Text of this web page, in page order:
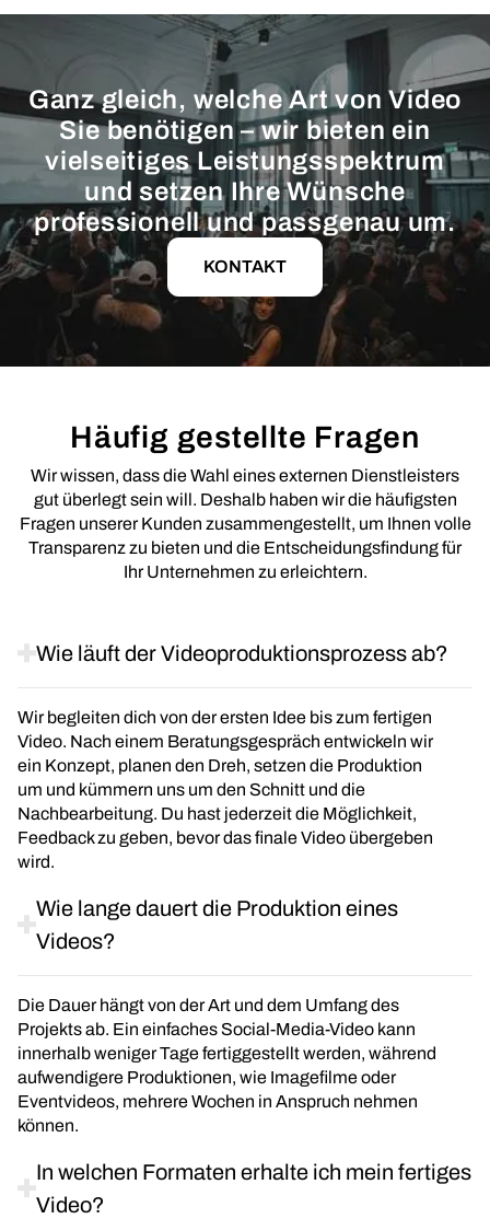
Ganz gleich, welche Art von Video
Sie benötigen – wir bieten ein
vielseitiges Leistungsspektrum
und setzen Ihre Wünsche
professionell und passgenau um.
KONTAKT
Häufig gestellte Fragen
Wir wissen, dass die Wahl eines externen Dienstleisters
gut überlegt sein will. Deshalb haben wir die häufigsten
Fragen unserer Kunden zusammengestellt, um Ihnen volle
Transparenz zu bieten und die Entscheidungsfindung für
Ihr Unternehmen zu erleichtern.
Wie läuft der Videoproduktionsprozess ab?
Wir begleiten dich von der ersten Idee bis zum fertigen
Video. Nach einem Beratungsgespräch entwickeln wir
ein Konzept, planen den Dreh, setzen die Produktion
um und kümmern uns um den Schnitt und die
Nachbearbeitung. Du hast jederzeit die Möglichkeit,
Feedback zu geben, bevor das finale Video übergeben
wird.
Wie lange dauert die Produktion eines
Videos?
Die Dauer hängt von der Art und dem Umfang des
Projekts ab. Ein einfaches Social-Media-Video kann
innerhalb weniger Tage fertiggestellt werden, während
aufwendigere Produktionen, wie Imagefilme oder
Eventvideos, mehrere Wochen in Anspruch nehmen
können.
In welchen Formaten erhalte ich mein fertiges
Video?